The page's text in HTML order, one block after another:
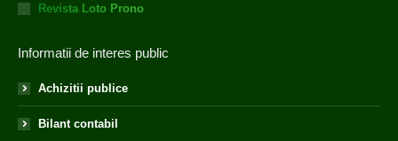
Revista Loto Prono
Informatii de interes public
Achizitii publice
Bilant contabil